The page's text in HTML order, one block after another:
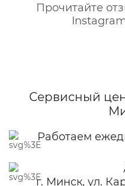
Прочитайте
Сервисный
Работаем
г. Минск, ул.